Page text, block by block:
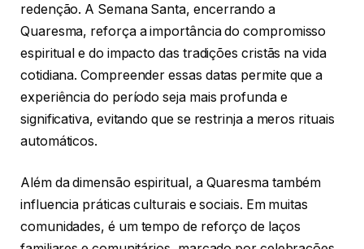
redenção. A Semana Santa, encerrando a
Quaresma, reforça a importância do compromisso
espiritual e do impacto das tradições cristãs na vida
cotidiana. Compreender essas datas permite que a
experiência do período seja mais profunda e
significativa, evitando que se restrinja a meros rituais
automáticos.
Além da dimensão espiritual, a Quaresma também
influencia práticas culturais e sociais. Em muitas
comunidades, é um tempo de reforço de laços